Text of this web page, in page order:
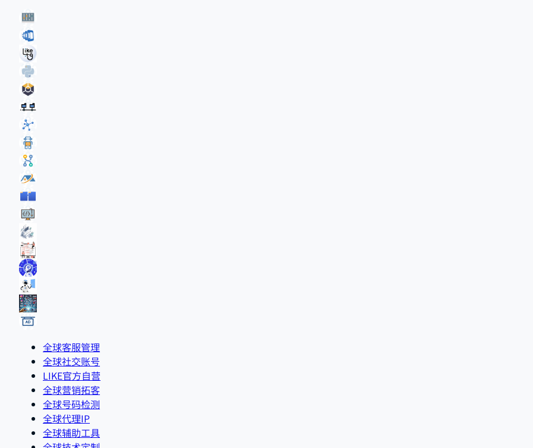
全球客服管理
全球社交账号
LIKE官方自营
全球营销拓客
全球号码检测
全球代理IP
全球辅助工具